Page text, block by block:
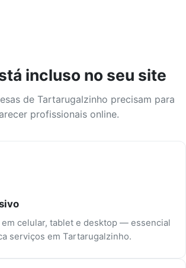
incluso no seu site
de Tartarugalzinho precisam para
profissionais online.
celular, tablet e desktop — essencial
serviços em Tartarugalzinho.